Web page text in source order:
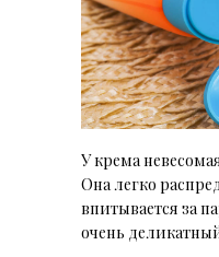
У крема
Она легко
впитывается за
очень